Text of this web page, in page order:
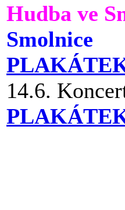
Hudba ve
Smolnice
14.6.